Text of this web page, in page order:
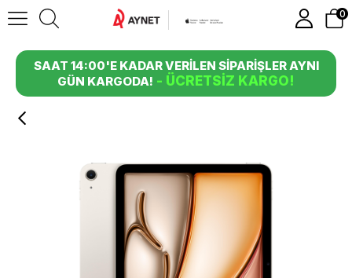
0
SAAT 14:00'E KADAR VERİLEN SİPARİŞLER AYNI
GÜN KARGODA! - ÜCRETSİZ KARGO!